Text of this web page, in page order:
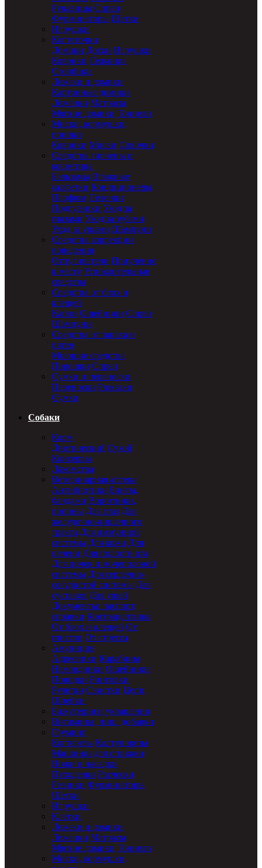
Рукавицы Спреи
Фурминаторы Щетки
Игрушки
Когтеточки
Домики Доски Игрушки
Коврики Лежанки
Столбики
Лежаки и домики
Картонные домики
Лежанки Матрасы
Мягкие домики Тоннели
Миски, кормушки,
поилки
Коврики Миски Совочки
Средства гигиены и
косметика
Бальзамы Влажные
салфетки Кондиционеры
Парфюм Пеленки
Подгузники Уход за
глазами Уход за зубами
Уход за ушами Шампуни
Средства коррекции
поведения
Отпугиватели Приучение
к месту Успокоительные
средства
Средства от блох и
клещей
Капли Ошейники Спреи
Шампуни
Средства от запаха и
пятен
Моющие средства
Порошки Спреи
Сумки и переноски
Переноски Рюкзаки
Сумки
Собаки
Корм
Диетический Сухой
Консервы
Лакомства
Ветеринарная аптека
Антибиотики Бинты,
бандажи Воротники,
попоны Для глаз Для
желудочно-кишечного
тракта Для иммунной
системы Для кожи Для
печени Для полости рта
Для почек и мочеполовой
системы Для сердечно-
сосудистой системы Для
суставов Для ушей
Документы: паспорт,
справки Контрацептивы
От блох и клещей От
глистов От стресса
Амуниция
Адресники Карабины
Намордники Ошейники
Поводки Ринговки
Рулетки Свистки Цепи
Шлейки
Бижутерия и украшения
Витамины, пищ. добавки
Груминг
Когтерезы Колтунорезы
Машинки для стрижки
Ножи и насадки
Пуходерки Расчески
Резинки Фурминаторы
Щетки
Игрушки
Клетки
Лежаки и домики
Лежанки Матрасы
Мягкие домики Тоннели
Миски, кормушки,